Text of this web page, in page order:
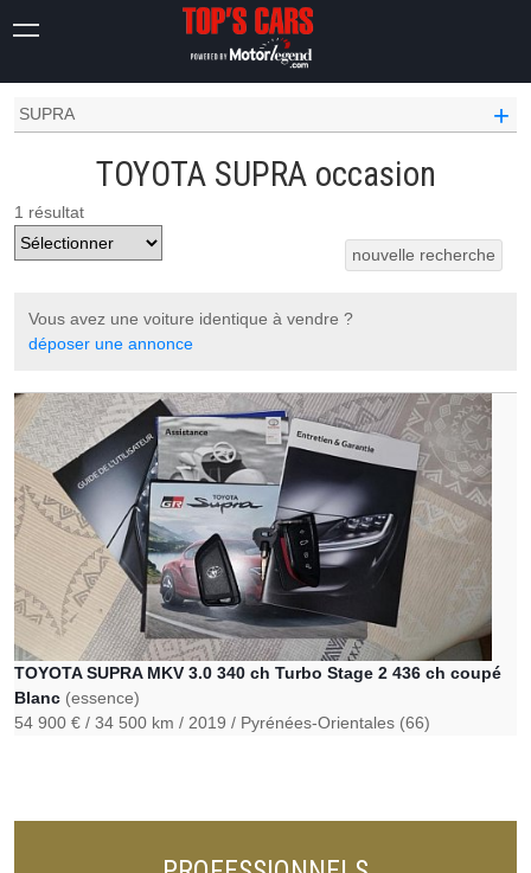
TOYOTA OCCASION
SUPRA
+
TOYOTA SUPRA occasion
1 résultat
nouvelle recherche
Vous avez une voiture identique à vendre ?
déposer une annonce
TOYOTA SUPRA MKV 3.0 340 ch Turbo Stage 2 436 ch coupé
Blanc (essence)
54 900 €
34 500 km 2019 Pyrénées-Orientales (66)